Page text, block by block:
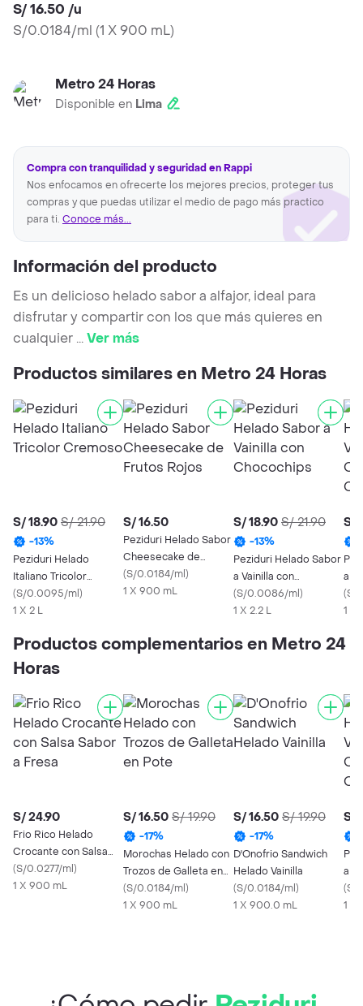
S/ 16.50 /u
S/0.0184/ml (1 X 900 mL)
Metro 24 Horas
Disponible en Lima
Compra con tranquilidad y seguridad en Rappi
Nos enfocamos en ofrecerte los mejores precios, proteger tus
compras y que puedas utilizar el medio de pago más practico
para ti. Conoce más...
Información del producto
Es un delicioso helado sabor a alfajor, ideal para
disfrutar y compartir con los que más quieres en
cualquier ...Ver más
Productos similares en Metro 24 Horas
S/ 18.90 S/ 21.90
-13%
Peziduri Helado
Italiano Tricolor
Cremoso
(S/0.0095/ml)
1 X 2 L
S/ 16.50
Peziduri Helado Sabor
Cheesecake de
Frutos Rojos
(S/0.0184/ml)
1 X 900 mL
S/ 18.90 S/ 21.90
-13%
Peziduri Helado Sabor
a Vainilla con
Chocochips
(S/0.0086/ml)
1 X 2.2 L
S/
a
(S/
1 X
Productos complementarios en Metro 24
Horas
S/ 24.90
Frio Rico Helado
Crocante con Salsa
Sabor a Fresa
(S/0.0277/ml)
1 X 900 mL
S/ 16.50 S/ 19.90
-17%
Morochas Helado con
Trozos de Galleta en
Pote
(S/0.0184/ml)
1 X 900 mL
S/ 16.50 S/ 19.90
-17%
D'Onofrio Sandwich
Helado Vainilla
(S/0.0184/ml)
1 X 900.0 mL
S/
a
(S/
1 X